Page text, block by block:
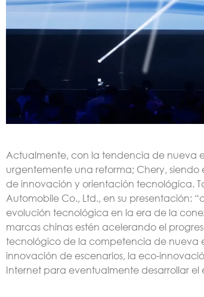
Actualmente, con la tendencia de nueva
urgentemente una reforma; Chery, siendo
de innovación y orientación tecnológica.
Automobile Co., Ltd., en su presentación:
evolución tecnológica en la era de la
marcas chinas estén acelerando el
tecnológico de la competencia de nueva
innovación de escenarios, la eco-
Internet para eventualmente desarrollar